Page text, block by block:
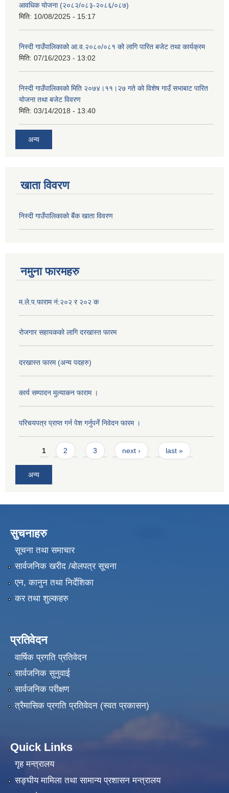
आवधिक योजना (२०८२/०८३-२०८६/०८७)
मिति: 10/08/2025 - 15:17
निस्दी गाउँपालिकाको आ.व.२०८०/०८१ को लागि पारित बजेट तथा कार्यक्रम
मिति: 07/16/2023 - 13:02
निस्दी गाउँपालिकाको मिति २०७४।११।२७ गते को विशेष गाउँ सभाबाट पारित
योजना तथा बजेट विवरण
मिति: 03/14/2018 - 13:40
अन्य
खाता विवरण
निस्दी गाउँपालिकाको बैंक खाता विवरण
नमुना फारमहरु
म.ले.प.फाराम नं:२०२ र २०२ क
रोजगार सहायकको लागि दरखास्त फारम
दरखास्त फारम (अन्य पदहरु)
कार्य सम्पादन मुल्याक‌न फाराम ।
परिचयपत्र प्राप्त गर्न पेश गर्नुपर्ने निवेदन फारम ।
Pages
1 2 3 next › last »
अन्य
सुचनाहरु
सूचना तथा समाचार
सार्वजनिक खरीद /बोलपत्र सूचना
एन, कानुन तथा निर्देशिका
कर तथा शुल्कहरु
प्रतिवेदन
वार्षिक प्रगति प्रतिवेदन
सार्वजनिक सुनुवाई
सार्वजनिक परीक्षण
त्रैमासिक प्रगति प्रतिवेदन (स्वत प्रकासन)
Quick Links
गृह मन्त्रालय
सङ्‍घीय मामिला तथा सामान्य प्रशासन मन्त्रालय